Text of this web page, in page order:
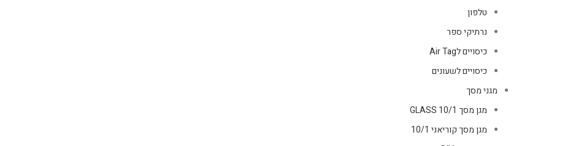
טלפון
נרתיקי ספר
כיסויים לAir Tag
כיסויים לשעונים
מגני מסך
מגן מסך GLASS 10/1
מגן מסך קוריאני 10/1